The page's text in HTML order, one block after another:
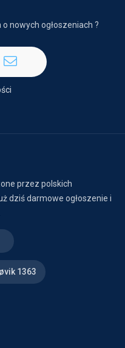
nowych ogłoszeniach ?
przez polskich
dziś darmowe ogłoszenie i
1363